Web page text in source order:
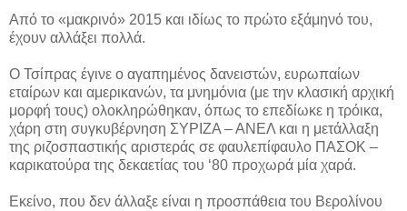
Από το «μακρινό» 2015 και ιδίως το πρώτο εξάμηνό του,
έχουν αλλάξει πολλά.
Ο Τσίπρας έγινε ο αγαπημένος δανειστών, ευρωπαίων
εταίρων και αμερικανών, τα μνημόνια (με την κλασική αρχική
μορφή τους) ολοκληρώθηκαν, όπως το επεδίωκε η τρόικα,
χάρη στη συγκυβέρνηση ΣΥΡΙΖΑ – ΑΝΕΛ και η μετάλλαξη
της ριζοσπαστικής αριστεράς σε φαυλεπίφαυλο ΠΑΣΟΚ –
καρικατούρα της δεκαετίας του ‘80 προχωρά μία χαρά.
Εκείνο, που δεν άλλαξε είναι η προσπάθεια του Βερολίνου